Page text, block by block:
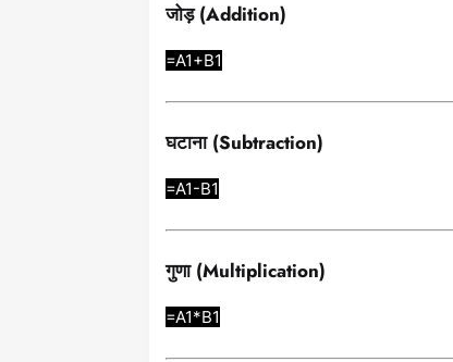
जोड़ (Addition)
=A1+B1
घटाना (Subtraction)
=A1-B1
गुणा (Multiplication)
=A1*B1